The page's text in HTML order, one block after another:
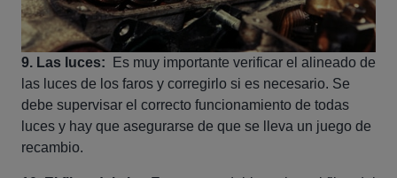
9. Las luces: Es muy importante verificar el alineado de
las luces de los faros y corregirlo si es necesario. Se
debe supervisar el correcto funcionamiento de todas
luces y hay que asegurarse de que se lleva un juego de
recambio.